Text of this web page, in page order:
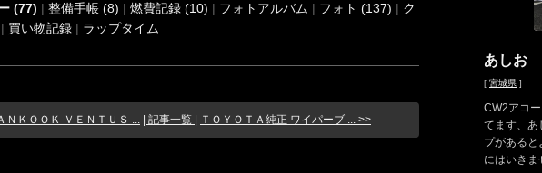
(77) | 整備手帳 (8) | 燃費記録 (10) | フォトアルバム | フォト (137) | ク
| 買い物記録 | ラップタイム
ＮＫＯＯＫ ＶＥＮＴＵＳ ... | 記事一覧 | ＴＯＹＯＴＡ純正 ワイパーブ ... >>
あしお
[ 宮城県 ]
CW2アコ
てます、あ
プがあると
にはいきま